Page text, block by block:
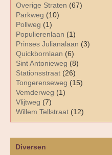
Diversen
Overige Straten (67)
Parkweg (10)
Pollweg (1)
Populierenlaan (1)
Prinses Julianalaan (3)
Quickbornlaan (6)
Sint Antonieweg (8)
Stationsstraat (26)
Tongerenseweg (15)
Vemderweg (1)
Vlijtweg (7)
Willem Tellstraat (12)